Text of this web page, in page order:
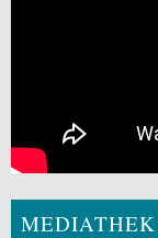
MEDIATHEK